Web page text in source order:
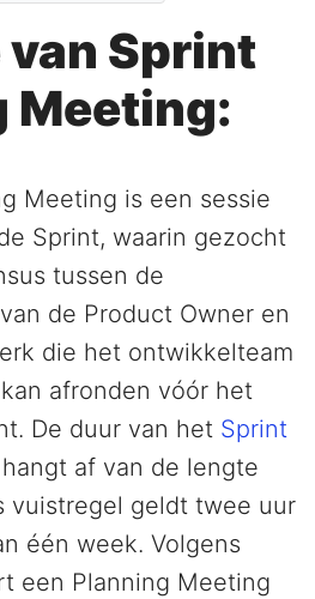
Sprint
Meeting:
Meeting is een sessie
Sprint, waarin gezocht
tussen de
van de Product Owner en
die het ontwikkelteam
afronden vóór het
De duur van het Sprint
hangt af van de lengte
vuistregel geldt twee uur
één week. Volgens
een Planning Meeting